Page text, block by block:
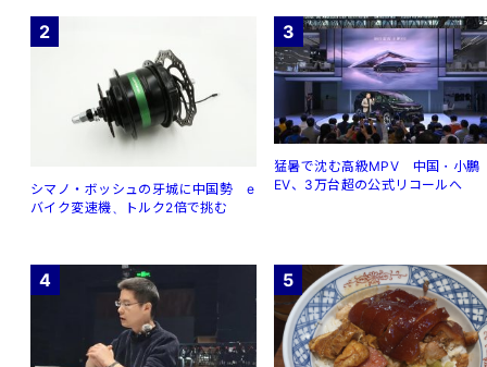
2
シマノ・ボッシュの牙城に中国勢 e
バイク変速機、トルク2倍で挑む
3
猛暑で沈む高級MPV 中国・小鵬
EV、3万台超の公式リコールへ
4 5